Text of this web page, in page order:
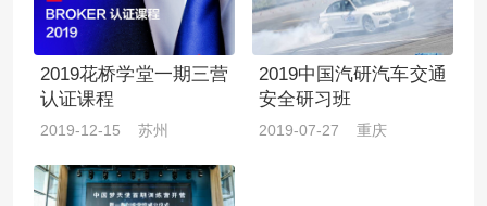
2019花桥学堂一期三营
认证课程
2019-12-15 苏州
2019中国汽研汽车交通
安全研习班
2019-07-27 重庆